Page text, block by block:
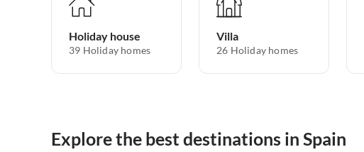
Holiday house
39 Holiday homes
Villa
26 Holiday homes
Explore the best destinations in Spain